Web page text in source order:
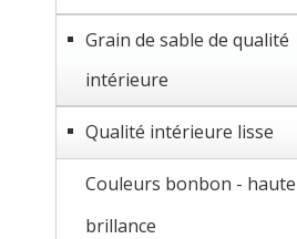
Grain de sable de qualité
intérieure
Qualité intérieure lisse
Couleurs bonbon - haute
brillance